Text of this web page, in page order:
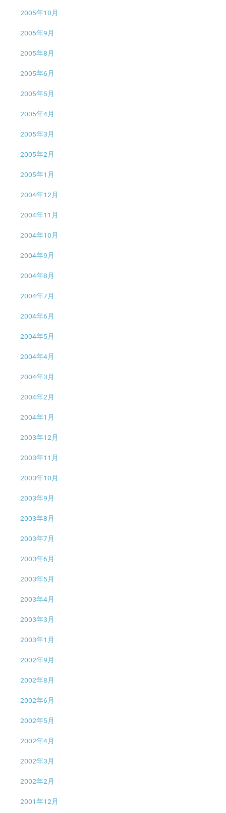
2005年10月
2005年9月
2005年8月
2005年6月
2005年5月
2005年4月
2005年3月
2005年2月
2005年1月
2004年12月
2004年11月
2004年10月
2004年9月
2004年8月
2004年7月
2004年6月
2004年5月
2004年4月
2004年3月
2004年2月
2004年1月
2003年12月
2003年11月
2003年10月
2003年9月
2003年8月
2003年7月
2003年6月
2003年5月
2003年4月
2003年3月
2003年1月
2002年9月
2002年8月
2002年6月
2002年5月
2002年4月
2002年3月
2002年2月
2001年12月